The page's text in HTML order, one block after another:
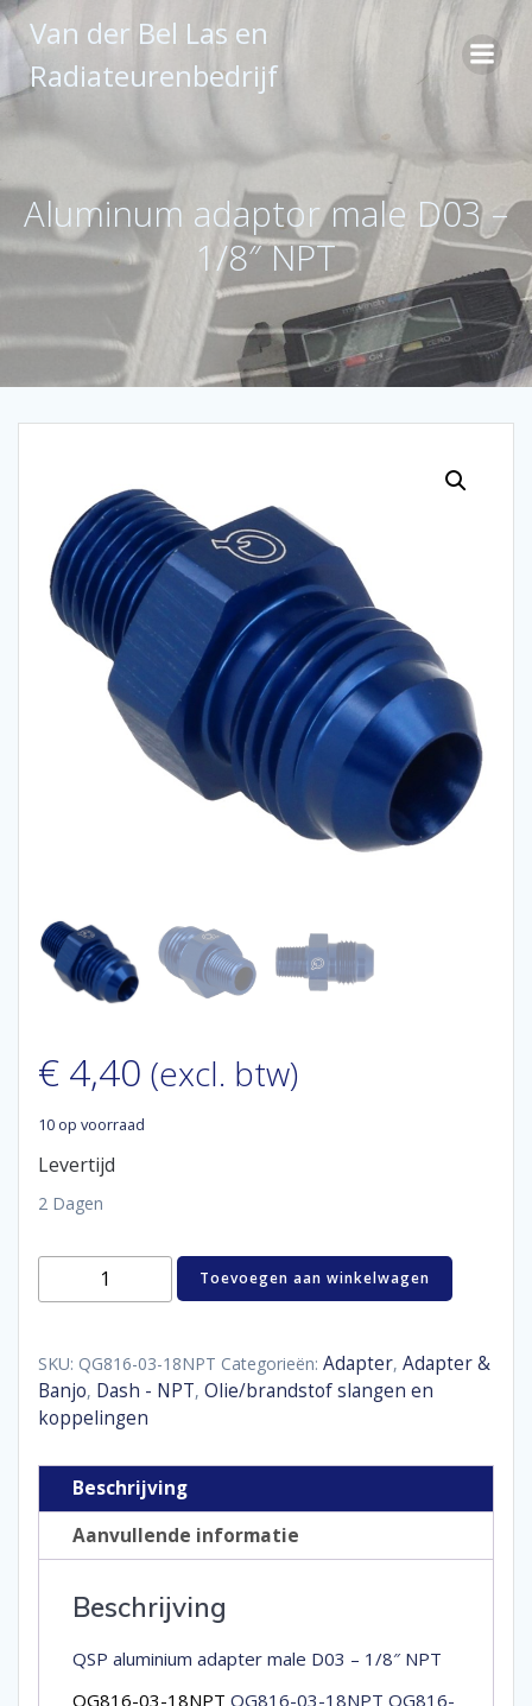
Ga
naar
inhoud
Van der Bel Las en
Radiateurenbedrijf
Aluminum adaptor male D03 –
1/8″ NPT
€ 4,40 (excl. btw)
10 op voorraad
Levertijd
2 Dagen
Aluminum
adaptor
-
1/8"
NPT
aantal
Toevoegen aan winkelwagen
SKU: QG816-03-18NPT Categorieën: Adapter, Adapter &
Banjo, Dash - NPT, Olie/brandstof slangen en
koppelingen
Beschrijving
Aanvullende informatie
Beschrijving
QSP aluminium adapter male D03 – 1/8″ NPT
QG816-03-18NPT QG816-03-18NPT QG816-